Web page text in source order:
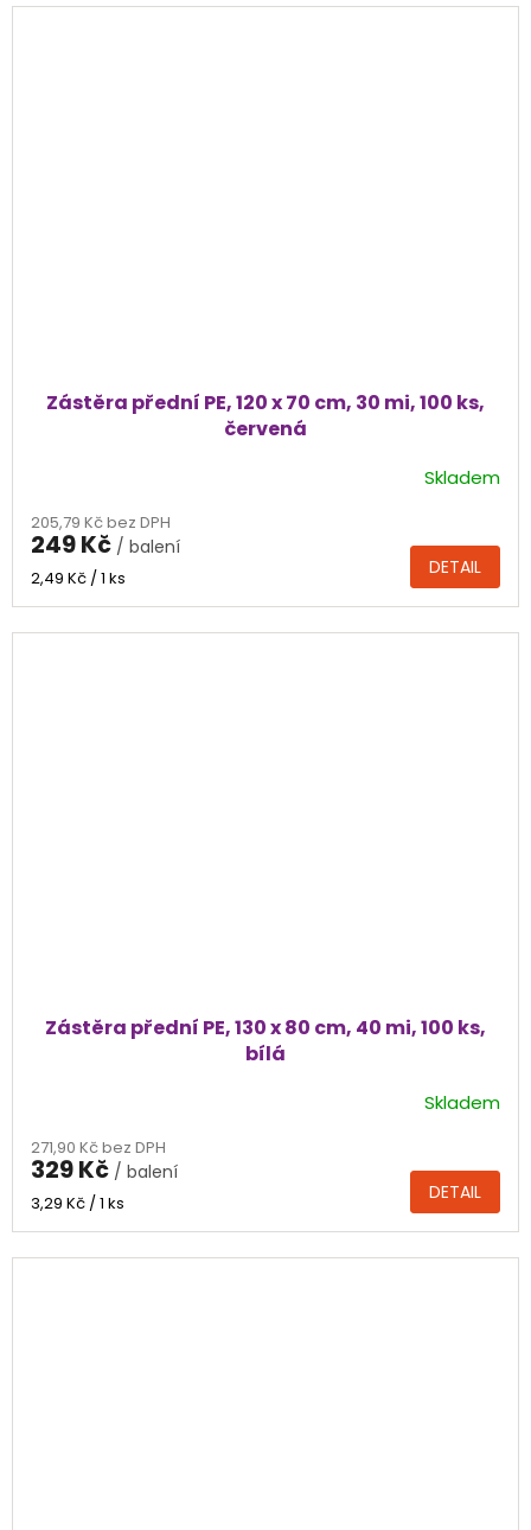
Zástěra přední PE, 120 x 70 cm, 30 mi, 100 ks,
červená
Skladem
205,79 Kč bez DPH
249 Kč / balení
Měrná
2,49 Kč / 1 ks DETAIL
Zástěra přední PE, 130 x 80 cm, 40 mi, 100 ks,
bílá
Skladem
271,90 Kč bez DPH
329 Kč / balení
Měrná
3,29 Kč / 1 ks DETAIL